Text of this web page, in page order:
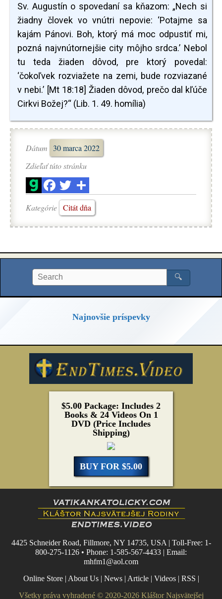
Sv. Augustín o spovedaní sa kňazom: „Nech si
žiadny človek vo vnútri nepovie: ‘Potajme sa
kajám Pánovi. Boh, ktorý má moc odpustiť mi,
pozná najvnútornejšie city môjho srdca.’ Nebol
tu teda žiaden dôvod, pre ktorý povedal:
‘čokoľvek rozviažete na zemi, bude rozviazané
v nebi.’ [Mt 18:18] Žiaden dôvod, prečo dal kľúče
Cirkvi Božej?“ (Lib. 1. 49. homília)
Dátum
30 marca 2022
Zdieľať túto stránku
Kategórie Citát dňa
🔍
Najnovšie príspevky
$5.00 Package: Includes 2
Books & 24 Videos On 1
DVD (Price Includes
Shipping)
BUY FOR $5.00
4425 Schneider Road, Fillmore, NY 14735, USA | Toll-Free: 1-
800-275-1126 • Phone: 1-585-567-4433 | Email:
mhfm1@aol.com
Online Store| About Us| News| Article| Videos| RSS |
Všetky práva vyhradené © 2020-2026 Kláštor Najsvätejšej